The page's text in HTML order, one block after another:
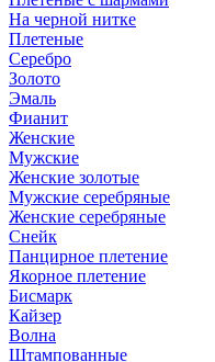
На черной нитке
Плетеные
Серебро
Золото
Эмаль
Фианит
Женские
Мужские
Женские золотые
Мужские серебряные
Женские серебряные
Снейк
Панцирное плетение
Якорное плетение
Бисмарк
Кайзер
Волна
Штампованные